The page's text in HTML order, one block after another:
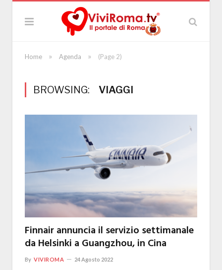
Home » Agenda » (Page 2)
BROWSING: VIAGGI
Finnair annuncia il servizio settimanale
da Helsinki a Guangzhou, in Cina
By VIVIROMA 24 Agosto 2022